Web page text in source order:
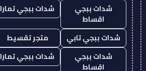
شدات ببجي
اقساط
شدات ببجي تمارا
شدات ببجي تابي
متجر تقسيط
شدات ببجي
اقساط
شدات ببجي تمارا